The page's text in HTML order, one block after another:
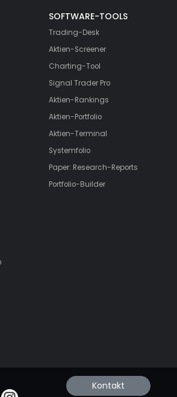
SOFTWARE-TOOLS
Trading-Desk
Aktien-Screener
Charting-Tool
Signal Trader Pro
Aktien-Rankings
Aktien-Portfolio
Aktien-Terminal
Systemfolio
Paper: Research-Reports
Portfolio-Builder
Accounts Kontakt